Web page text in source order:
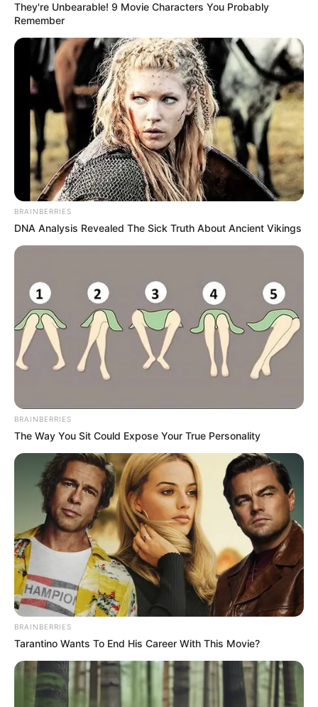
ΑΠΟΨΕΙΣ ΥΓΕΙΑ
TOP SECRET: ΕΧΟΥΝ ΕΓΚΡΙΝΕΙ ΟΙ
ΡΥΘΜΙΣΤΙΚΕΣ ΑΡΧΕΣ ΕΝΑΝ ΔΟΥΡΕΙΟ
ΙΠΠΟ;;;
TOP SECRET: ΕΧΟΥΝ ΕΓΚΡΙΝΕΙ ΟΙ ΡΥΘΜΙΣΤΙΚΕΣ ΑΡΧΕΣ ΕΝΑΝ
ΔΟΥΡΕΙΟ ΙΠΠΟ;;; Ο ΦΑΚΕΛΟΣ ΤΩΝ ΓΟΝΙΔΙΩΝ ΤΟΥ ΕΜΒΟΛΙΟΥ…
ΤΙ ΣΗΜΑΙΝΕΙ ΑΥΤΟ ΓΙΑ ΤΑ ΔΙΣΕΚΑΤΟΜΜΥΡΙΑ ΠΟΥ ΕΚΑΝΑΝ
ΑΠΟΨΕΙΣ ΥΓΕΙΑ
Εμβόλια ή στρατιωτική αναδυόμενη
τεχνολογία;
Η σκιώδης γραμμή μεταξύ του Υπουργείου Άμυνας και των
Φαρμακευτικών Εταιρειών.. Εμβόλια ή στρατιωτική
αναδυόμενη τεχνολογία; Θα έτρεχαν τόσο πρόθυμα οι
άνθρωποι στα κέντρα εμβολιασμού...
They're Unbearable! 9 Movie Characters You Probably
Remember
BRAINBERRIES
DNA Analysis Revealed The Sick Truth About Ancient Vikings
BRAINBERRIES
The Way You Sit Could Expose Your True Personality
BRAINBERRIES
Tarantino Wants To End His Career With This Movie?